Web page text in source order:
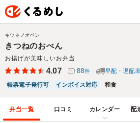
きつねのおべん
お揚げが美味しいお弁当
キツネノオベン
4.07 88件 早配・遅配
帳票電子発行可
インボイス対応 和食
弁当一覧 口コミ カレンダー 配